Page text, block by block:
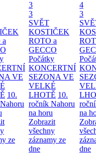
a
VE
10.
ze
3
3
SVĚT
KOSTIČEK
ROTO a
GECCO
Počátky
KONCERTNÍ
SEZONA VE
VELKÉ
LHOTĚ 10.
ročník Nahoru
na horu
Zobrazit
všechny
záznamy ze
dne
4
3
na
dne